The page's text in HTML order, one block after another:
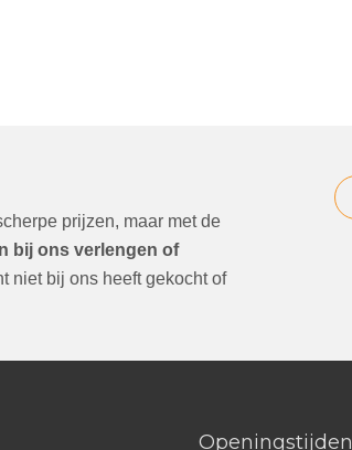
prijzen, maar met de
bij ons verlengen of
niet bij ons heeft gekocht of
Openingstijden